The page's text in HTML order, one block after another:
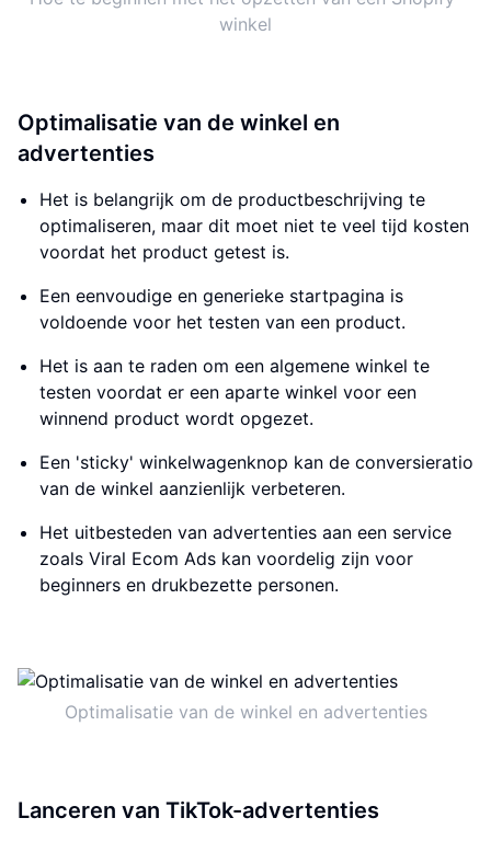
winkel
Optimalisatie van de winkel en
advertenties
Het is belangrijk om de productbeschrijving te
optimaliseren, maar dit moet niet te veel tijd kosten
voordat het product getest is.
Een eenvoudige en generieke startpagina is
voldoende voor het testen van een product.
Het is aan te raden om een algemene winkel te
testen voordat er een aparte winkel voor een
winnend product wordt opgezet.
Een 'sticky' winkelwagenknop kan de conversieratio
van de winkel aanzienlijk verbeteren.
Het uitbesteden van advertenties aan een service
zoals Viral Ecom Ads kan voordelig zijn voor
beginners en drukbezette personen.
Optimalisatie van de winkel en advertenties
Lanceren van TikTok-advertenties